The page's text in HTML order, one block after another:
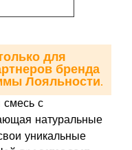
смесь с
натуральные
уникальные
для
бренда
Лояльности.